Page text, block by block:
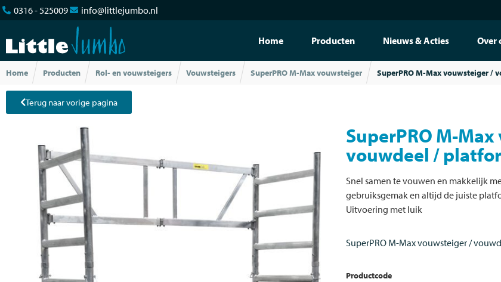
0316 - 525009 info@littlejumbo.nl
Home Producten Nieuws & Acties Over
Home Producten Rol- en vouwsteigers Vouwsteigers SuperPRO M-Max vouwsteiger SuperPRO M-Max vouwsteiger /
Terug naar vorige pagina
SuperPRO M-
vouwdeel /
Snel samen te vouwen en makkelijk
gebruiksgemak en altijd de juiste
Uitvoering met luik
SuperPRO M-Max vouwsteiger /
Productcode